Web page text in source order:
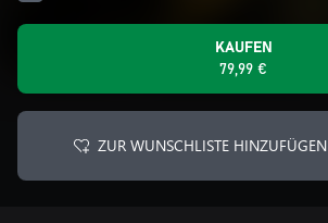
KAUFEN
79,99 €
ZUR WUNSCHLISTE HINZUFÜGEN